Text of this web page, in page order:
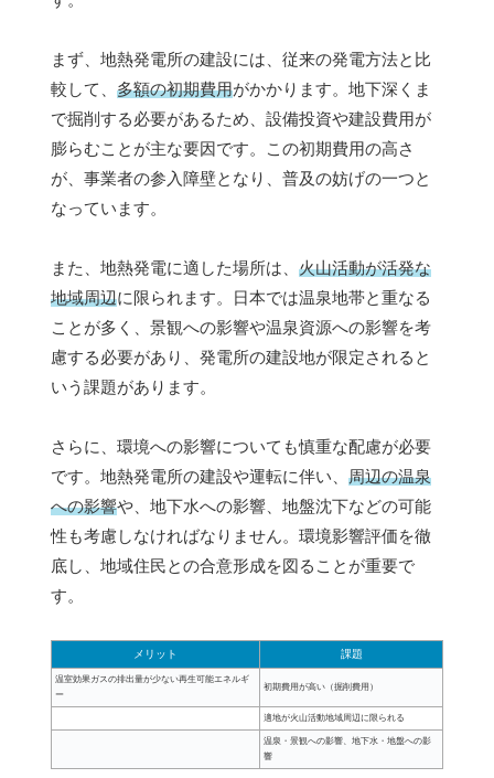
まず、地熱発電所の建設には、従来の発電方法と比
較して、 多額の初期費用がかかります。地下深くま
で掘削する必要があるため、設備投資や建設費用が
膨らむことが主な要因です。この初期費用の高さ
が、事業者の参入障壁となり、普及の妨げの一つと
なっています。
また、地熱発電に適した場所は、 火山活動が活発な
地域周辺に限られます。日本では温泉地帯と重なる
ことが多く、景観への影響や温泉資源への影響を考
慮する必要があり、発電所の建設地が限定されると
いう課題があります。
さらに、環境への影響についても慎重な配慮が必要
です。地熱発電所の建設や運転に伴い、 周辺の温泉
への影響や、地下水への影響、地盤沈下などの可能
性も考慮しなければなりません。環境影響評価を徹
底し、地域住民との合意形成を図ることが重要で
す。
メリット 課題
温室効果ガスの排出量が少ない再生可能エネルギ
ー
初期費用が高い（掘削費用）
適地が火山活動地域周辺に限られる
温泉・景観への影響、地下水・地盤への影
響